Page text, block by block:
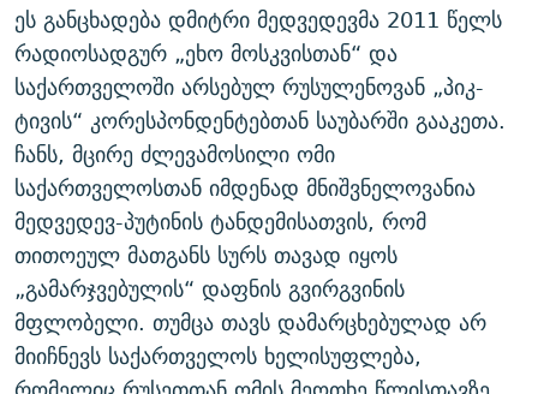
ეს განცხადება დმიტრი მედვედევმა 2011 წელს
რადიოსადგურ „ეხო მოსკვისთან“ და
საქართველოში არსებულ რუსულენოვან „პიკ-
ტივის“ კორესპონდენტებთან საუბარში გააკეთა.
ჩანს, მცირე ძლევამოსილი ომი
საქართველოსთან იმდენად მნიშვნელოვანია
მედვედევ-პუტინის ტანდემისათვის, რომ
თითოეულ მათგანს სურს თავად იყოს
„გამარჯვებულის“ დაფნის გვირგვინის
მფლობელი. თუმცა თავს დამარცხებულად არ
მიიჩნევს საქართველოს ხელისუფლება,